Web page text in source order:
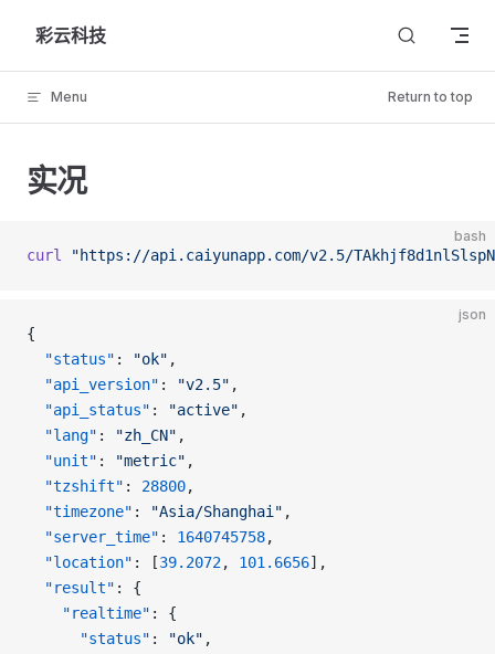
Skip to content
彩云科技
Menu Return to top
实况
bash
curl "https://api.caiyunapp.com/v2.5/
json
{
  "status"
: "ok" ,
  "api_version"
: "v2.5" ,
  "api_status"
: "active" ,
  "lang"
: "zh_CN" ,
  "unit"
: "metric" ,
  "tzshift"
: 28800,
  "timezone"
: "Asia/Shanghai" ,
  "server_time"
: 1640745758,
  "location"
: [39.2072, 101.6656],
  "result"
: {
    "realtime"
: {
      "status"
: "ok" ,